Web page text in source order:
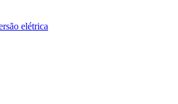
elétrica